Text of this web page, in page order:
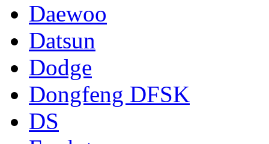
Daewoo
Datsun
Dodge
Dongfeng DFSK
DS